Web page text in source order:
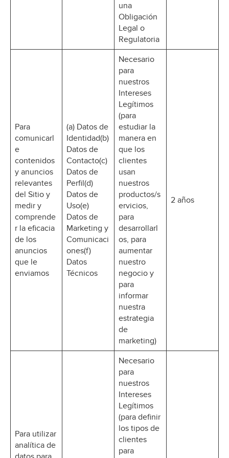
una
Obligación
Legal o
Regulatoria
Para
comunicarl
e
contenidos
y anuncios
relevantes
del Sitio y
medir y
comprende
r la eficacia
de los
anuncios
que le
enviamos
(a) Datos de
Identidad(b)
Datos de
Contacto(c)
Datos de
Perfil(d)
Datos de
Uso(e)
Datos de
Marketing y
Comunicaci
ones(f)
Datos
Técnicos
Necesario
para
nuestros
Intereses
Legítimos
(para
estudiar la
manera en
que los
clientes
usan
nuestros
productos/s
ervicios,
para
desarrollarl
os, para
aumentar
nuestro
negocio y
para
informar
nuestra
estrategia
de
marketing)
2 años
Para utilizar
analítica de
Necesario
para
nuestros
Intereses
Legítimos
(para definir
los tipos de
clientes
para